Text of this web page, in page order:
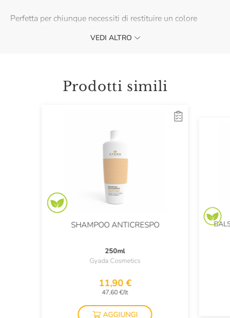
Perfetta per chiunque necessiti di restituire un colore
VEDI ALTRO
Prodotti simili
SHAMPOO ANTICRESPO
250ml
Gyada Cosmetics
11,90 €
47,60 €/lt
AGGIUNGI